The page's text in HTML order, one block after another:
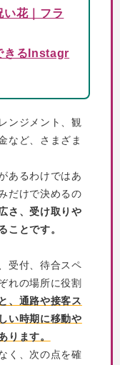
花｜フラ
きるInstagr
ンジメント、観
など、さまざま
あるわけではあ
だけで決めるの
さ、受け取りや
ことです。
受付、待合スペ
れの場所に役割
、通路や接客ス
い時期に移動や
ります。
く、次の点を確